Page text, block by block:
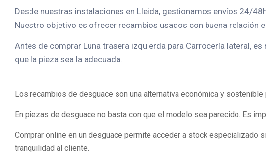
Desde nuestras instalaciones en Lleida, gestionamos envíos 24/
Nuestro objetivo es ofrecer recambios usados con buena relación
Antes de comprar Luna trasera izquierda para Carrocería lateral,
que la pieza sea la adecuada.
Los recambios de desguace son una alternativa económica y
En piezas de desguace no basta con que el modelo sea parecido. Es
Comprar online en un desguace permite acceder a stock especializado
tranquilidad al cliente.